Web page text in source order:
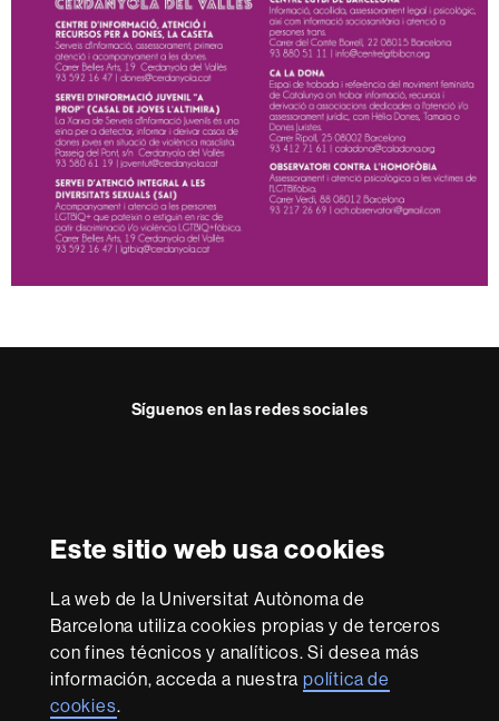
Este sitio web usa cookies
La web de la Universitat Autònoma de
Barcelona utiliza cookies propias y de terceros
con fines técnicos y analíticos. Si desea más
información, acceda a nuestrapolítica de
cookies.
Síguenos en las redes sociales
Excellence
Research
-
Euraxess
Con la financiación de